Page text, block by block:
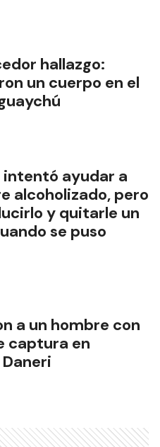
hallazgo:
un cuerpo en el
intentó ayudar a
alcoholizado, pero
y quitarle un
se puso
a un hombre con
captura en